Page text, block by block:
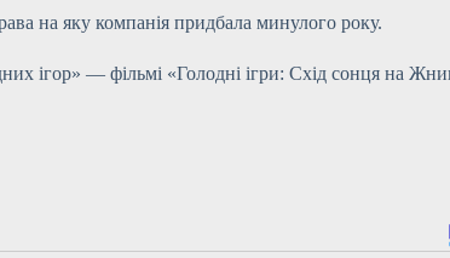
на яку компанія придбала минулого року.
ігор» — фільмі «Голодні ігри: Схід сонця на